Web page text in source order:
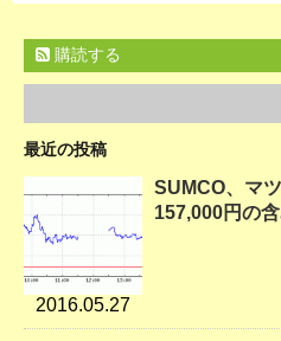
購読する
最近の投稿
2016.05.27
SUMCO、マ
157,000円の含